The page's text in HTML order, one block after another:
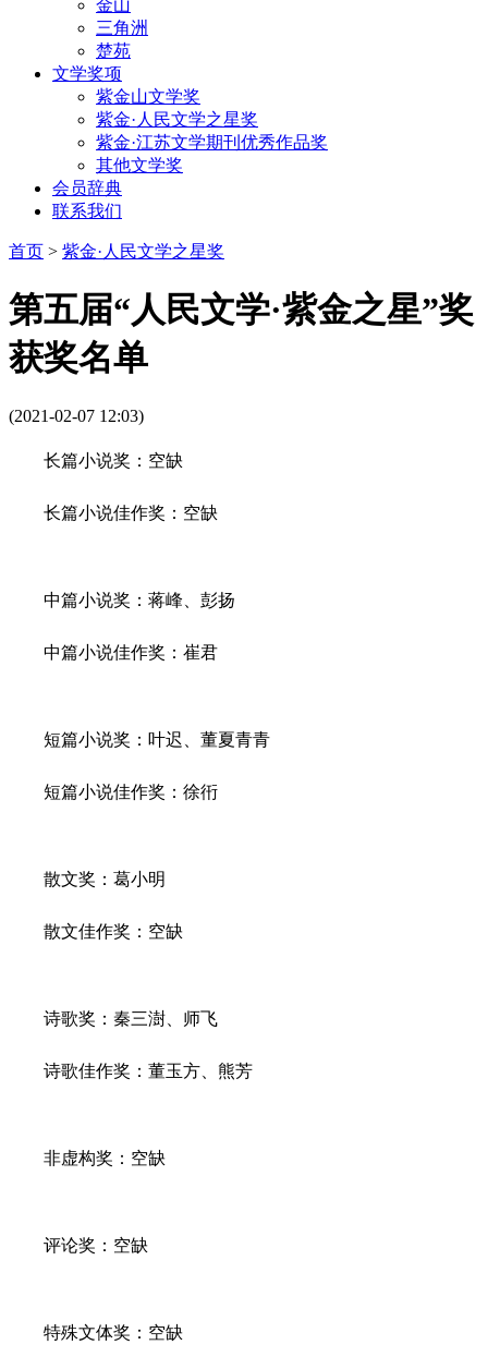
金山
三角洲
楚苑
文学奖项
紫金山文学奖
紫金·人民文学之星奖
紫金·江苏文学期刊优秀作品奖
其他文学奖
会员辞典
联系我们
首页 > 紫金·人民文学之星奖
第五届“人民文学·紫金之星”奖
获奖名单
(2021-02-07 12:03)
长篇小说奖：空缺
长篇小说佳作奖：空缺
中篇小说奖：蒋峰、彭扬
中篇小说佳作奖：崔君
短篇小说奖：叶迟、董夏青青
短篇小说佳作奖：徐衎
散文奖：葛小明
散文佳作奖：空缺
诗歌奖：秦三澍、师飞
诗歌佳作奖：董玉方、熊芳
非虚构奖：空缺
评论奖：空缺
特殊文体奖：空缺